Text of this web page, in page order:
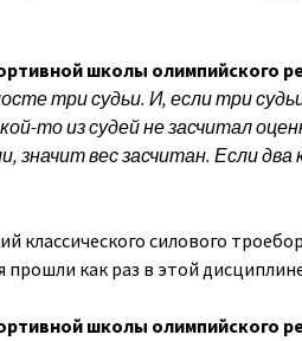
школы олимпийского
три судьи. И, если три
то из судей не засчитал
значит вес засчитан. Если два
классического силового
как раз в этой
школы олимпийского